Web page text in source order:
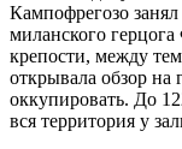
Кампофрегозо занял
миланского
крепости, между
открывала обзор на
оккупировать. До
вся территория у